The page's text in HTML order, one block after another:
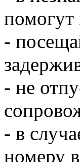
помогут
-
- не
- в
номеру